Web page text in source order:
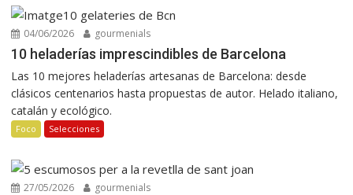
04/06/2026 gourmenials
10 heladerías imprescindibles de Barcelona
Las 10 mejores heladerías artesanas de Barcelona: desde
clásicos centenarios hasta propuestas de autor. Helado italiano,
catalán y ecológico.
Foco Selecciones
27/05/2026 gourmenials